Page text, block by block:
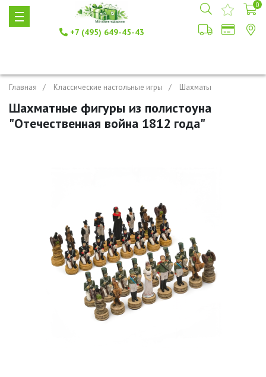
+7 (495) 649-45-43
0
Главная Классические настольные игры Шахматы
Шахматные фигуры из полистоуна
"Отечественная война 1812 года"